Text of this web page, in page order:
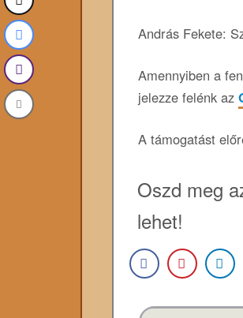
András Fekete:
Amennyiben a
jelezze felénk az
A támogatást
Oszd meg
lehet!